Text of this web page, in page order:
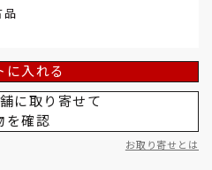
品
に入れる
に取り寄せて
を確認
お取り寄せとは